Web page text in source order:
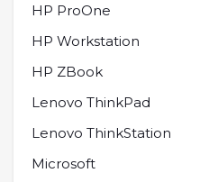
HP ProOne
HP Workstation
HP ZBook
Lenovo ThinkPad
Lenovo ThinkStation
Microsoft